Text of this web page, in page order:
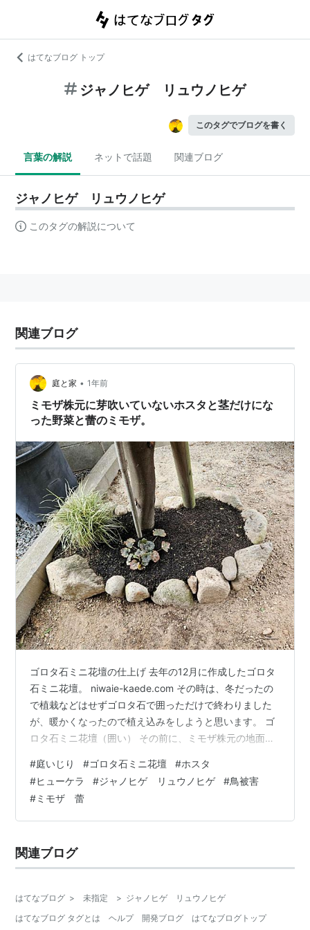
はてなブログ トップ
ジャノヒゲ リュウノヒゲ
このタグでブログを書く
言葉の解説 ネットで話題 関連ブログ
ジャノヒゲ リュウノヒゲ
このタグの解説について
関連ブログ
庭と家 • 1年前
ミモザ株元に芽吹いていないホスタと茎だけにな
った野菜と蕾のミモザ。
ゴロタ石ミニ花壇の仕上げ 去年の12月に作成したゴロタ
石ミニ花壇。 niwaie-kaede.com その時は、冬だったの
で植栽などはせずゴロタ石で囲っただけで終わりました
が、暖かくなったので植え込みをしようと思います。 ゴ
ロタ石ミニ花壇（囲い） その前に、ミモザ株元の地面を
真砂土の地面で、 真砂土（まさつち、まさど）：砂状の
土壌で一般的に園芸や庭の敷土として利用されています
が、保肥力はありませんので、そのままでは植物の生育
には不十分です。 ミモザの根が露出する手前まで耕し、
上げにゴロタ石で囲…
#庭いじり #ゴロタ石ミニ花壇 #ホスタ
#ヒューケラ #ジャノヒゲ リュウノヒゲ #鳥被害
#ミモザ 蕾
関連ブログ
はてなブログ > 未指定 > ジャノヒゲ リュウノヒゲ
はてなブログ タグとは
ヘルプ 開発ブログ はてなブログトップ